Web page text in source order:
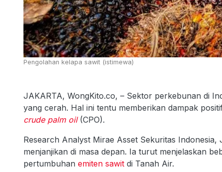
Pengolahan kelapa sawit (istimewa)
JAKARTA, WongKito.co, – Sektor perkebunan di
yang cerah. Hal ini tentu memberikan dampak
crude palm oil (CPO).
Research Analyst Mirae Asset Sekuritas
menjanjikan di masa depan. Ia turut menjelaskan
pertumbuhan emiten sawit di Tanah Air.